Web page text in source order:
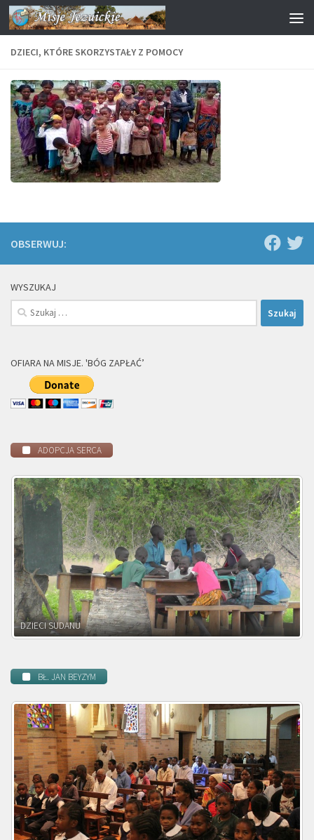
Przejdź do treści
DZIECI, KTÓRE SKORZYSTAŁY Z POMOCY
OBSERWUJ:
WYSZUKAJ
Szukaj:
OFIARA NA MISJE. 'BÓG ZAPŁAĆ’
ADOPCJA SERCA
DZIECI ZAMBII
BŁ. JAN BEYZYM